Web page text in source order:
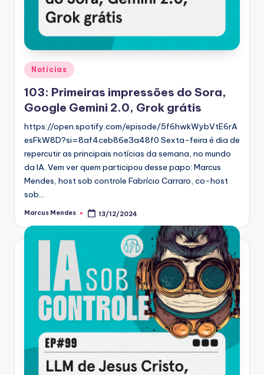
Posted
in
Notícias
103: Primeiras impressões do Sora,
Google Gemini 2.0, Grok grátis
https://open.spotify.com/episode/5f6hwkWybVtE6rA
esFkW8D?si=8af4ceb86e3a48f0 Sexta-feira é dia de
repercutir as principais notícias da semana, no mundo
da IA. Vem ver quem participou desse papo: Marcus
Mendes, host sob controle Fabrício Carraro, co-host
sob…
Posted
Marcus Mendes 13/12/2024